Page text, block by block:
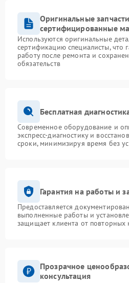
Оригинальные
сертифицированные
Используются оригинальные
сертификацию специалисты, что
работу после ремонта и
обязательств
Бесплатная
Современное оборудование и
экспресс-диагностику и
сроки, минимизируя время без
Гарантия на работы и
Предоставляется
выполненные работы и
защищает клиента от повторных
Прозрачное
консультация